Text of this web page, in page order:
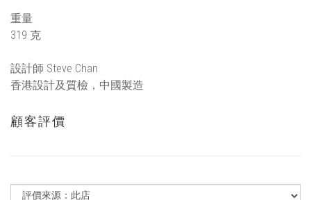
重量
319 克
設計師 Steve Chan
香港設計及質檢，中國製造
顧客評價